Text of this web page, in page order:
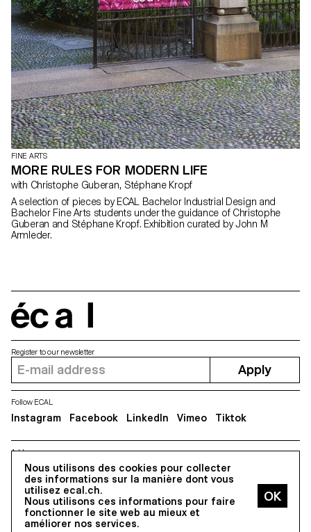
FINE ARTS
MORE RULES FOR MODERN LIFE
with Christophe Guberan, Stéphane Kropf
A selection of pieces by ECAL Bachelor Industrial Design and
Bachelor Fine Arts students under the guidance of Christophe
Guberan and Stéphane Kropf. Exhibition curated by John M
Armleder.
Nous utilisons des cookies pour collecter
des informations sur la manière dont vous
utilisez ecal.ch.
Nous utilisons ces informations pour faire
fonctionner le site web au mieux et
améliorer nos services.
Address
5, avenue du Temple, CH-1020 Renens
Register to our newsletter
Apply
Follow ECAL
Instagram Facebook LinkedIn Vimeo Tiktok
All Rights reserved @2026
Contact Impressum Hub Press